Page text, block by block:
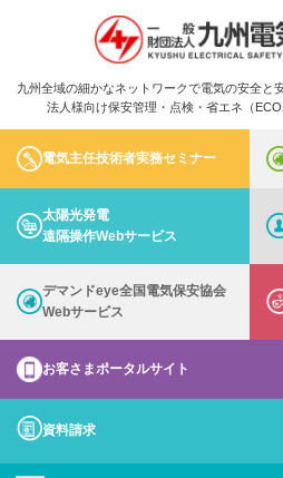
九州全域の細かなネットワークで電気の安全と
法人様向け保安管理・点検・省エネ（
電気主任技術者実務セミナー
太陽光発電
遠隔操作Webサービス
デマンドeye全国電気保安協会
Webサービス
お客さまポータルサイト
資料請求